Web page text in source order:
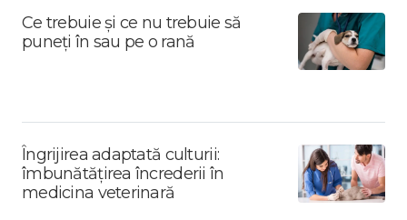
Ce trebuie și ce nu trebuie să
puneți în sau pe o rană
Îngrijirea adaptată culturii:
îmbunătățirea încrederii în
medicina veterinară